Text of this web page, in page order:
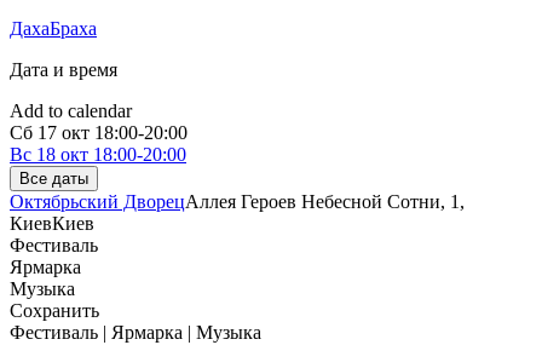
ДахаБраха
Дата и время
Add to calendar
Сб 17 окт 18:00-20:00
Вс 18 окт 18:00-20:00
Все даты
Октябрьский ДворецАллея Героев Небесной Сотни, 1,
КиевКиев
Фестиваль
Ярмарка
Музыка
Сохранить
Фестиваль | Ярмарка | Музыка